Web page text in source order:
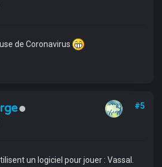
de Coronavirus
#5
un logiciel pour jouer : Vassal.